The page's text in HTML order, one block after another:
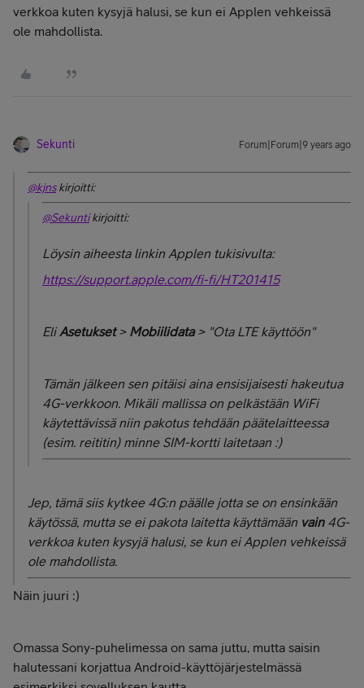
verkkoa kuten kysyjä halusi, se kun ei Applen vehkeissä
ole mahdollista.
Sekunti Forum|Forum|9 years ago
@kjnskirjoitti:
@Sekuntikirjoitti:
Löysin aiheesta linkin Applen tukisivulta:
https://support.apple.com/fi-fi/HT201415
EliAsetukset> Mobiilidata> "Ota LTE käyttöön"
Tämän jälkeen sen pitäisi aina ensisijaisesti hakeutua
4G-verkkoon. Mikäli mallissa on pelkästään WiFi
käytettävissä niin pakotus tehdään päätelaitteessa
(esim. reititin) minne SIM-kortti laitetaan :)
Jep, tämä siis kytkee 4G:n päälle jotta se on ensinkään
käytössä, mutta se ei pakota laitetta käyttämään vain4G-
verkkoa kuten kysyjä halusi, se kun ei Applen vehkeissä
ole mahdollista.
Näin juuri :)
Omassa Sony-puhelimessa on sama juttu, mutta saisin
halutessani korjattua Android-käyttöjärjestelmässä